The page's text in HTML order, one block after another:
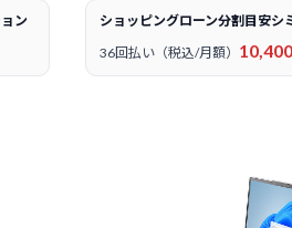
ン
ショッピングローン分割目安シ
36回払い（税込/月額）